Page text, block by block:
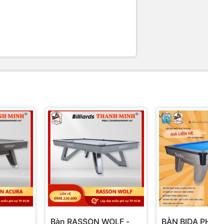
Bàn RASSON WOLF -
BÀN BIDA